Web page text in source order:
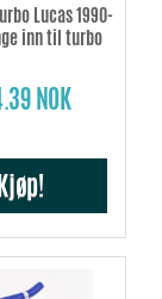
Lucas 1990-
inn til turbo
NOK